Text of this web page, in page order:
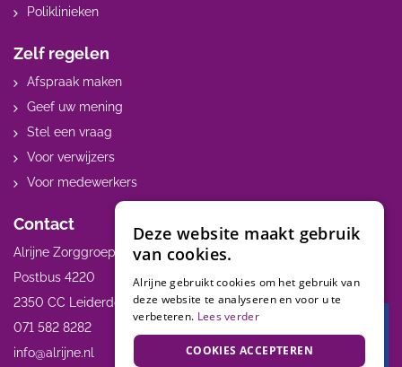
Poliklinieken
Zelf regelen
Afspraak maken
Geef uw mening
Stel een vraag
Voor verwijzers
Voor medewerkers
Contact
Alrijne Zorggroep
Postbus 4220
2350 CC Leiderdorp
071 582 8282
info@alrijne.nl
Terug
Deze website maakt gebruik
van cookies.
Alrijne gebruikt cookies om het gebruik van
deze website te analyseren en voor u te
verbeteren. Lees verder
COOKIES ACCEPTEREN